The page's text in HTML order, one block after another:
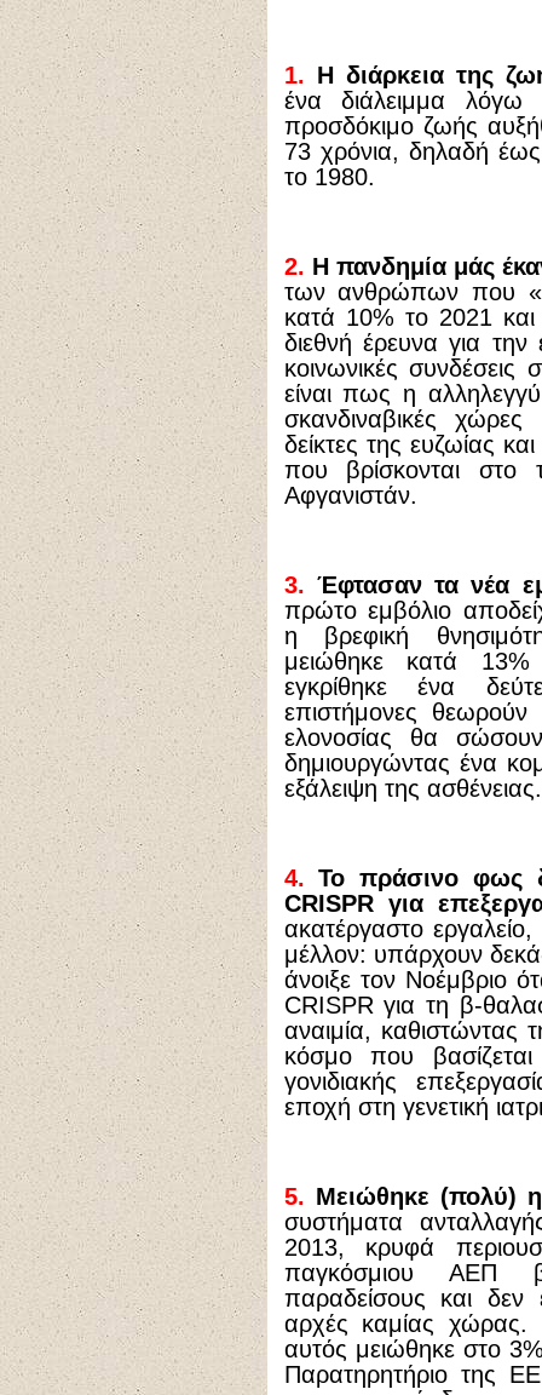
1. Η διάρκεια της
ένα διάλειμμα λόγω
προσδόκιμο ζωής
73 χρόνια, δηλαδή
το 1980.
2. Η πανδημία μάς
των ανθρώπων που
κατά 10% το 2021
διεθνή έρευνα για την
κοινωνικές συνδέσεις
είναι πως η
σκανδιναβικές
δείκτες της ευζωίας
που βρίσκονται στο
Αφγανιστάν.
3. Έφτασαν τα νέα
πρώτο εμβόλιο
η βρεφική
μειώθηκε κατά
εγκρίθηκε ένα
επιστήμονες
ελονοσίας θα
δημιουργώντας ένα
εξάλειψη της ασθένειας.
4. Το πράσινο φως
CRISPR για
ακατέργαστο
μέλλον: υπάρχουν
άνοιξε τον Νοέμβριο
CRISPR για τη β-
αναιμία,
κόσμο που βασίζεται
γονιδιακής
εποχή στη γενετική
5. Μειώθηκε (πολύ)
συστήματα
2013, κρυφά
παγκόσμιου ΑΕΠ
παραδείσους και δεν
αρχές καμίας
αυτός μειώθηκε στο
Παρατηρητήριο της